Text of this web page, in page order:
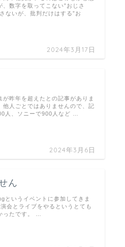
2024年3月17日
数字を取ってこない”おじさ
ないが、批判だけはする”お
2024年3月6日
昨年を超えたとの記事がありま
人ごとではありませんので、記
人、ソニーで900人など …
ん
いうイベントに参加してきま
会とライブをやるというとても
ったです。 …